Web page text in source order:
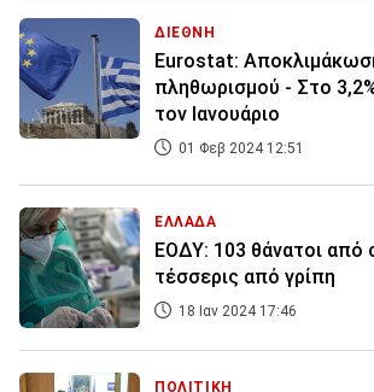
ΔΙΕΘΝΗ
Eurostat:
πληθωρισμού - Στο
τον Ιανουάριο
01 Φεβ 2024 12:51
ΕΛΛΑΔΑ
ΕΟΔΥ: 103 θάνατοι από
τέσσερις από γρίπη
18 Ιαν 2024 17:46
ΠΟΛΙΤΙΚΗ